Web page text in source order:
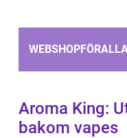
Aroma King:
bakom vapes